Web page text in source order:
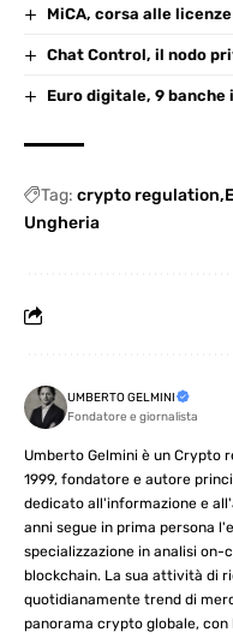
MiCA, corsa alle
Chat Control, il nodo
Euro digitale, 9
Tag: crypto regulation
Ungheria
UMBERTO GELMINI
Fondatore e giornalista
Umberto Gelmini è un Crypto
1999, fondatore e autore
dedicato all'informazione e
anni segue in prima persona
specializzazione in analisi on-
blockchain. La sua attività di
quotidianamente trend di
panorama crypto globale,